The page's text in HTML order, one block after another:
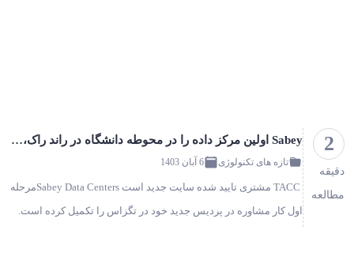
2
دقیقه
مطالعه
Sabey اولین مرکز داده را در محوطه دانشگاه در راند راک، تگزاس تکمیل کرد!
تازه های تکنولوژی 6 آبان 1403
TACC مشتری تایید شده سایت جدید است Sabey Data Centersمرحله
اول کار مشاوره در پردیس جدید خود در تگزاس را تکمیل کرده است.